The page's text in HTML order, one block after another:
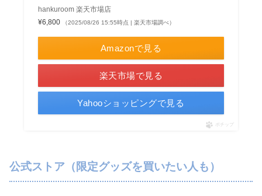
hankuroom 楽天市場店
¥6,800
（2025/08/26 15:55時点 | 楽天市場調べ）
Amazonで見る
楽天市場で見る
Yahooショッピングで見る
ポチップ
公式ストア（限定グッズを買いたい人も）